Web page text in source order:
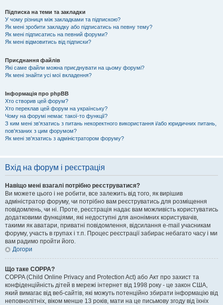
Підписка на теми та закладки
У чому різниця між закладками та підпискою?
Як мені зробити закладку або підписатись на певну тему?
Як мені підписатись на певний форуми?
Як мені відмовитись від підписки?
Приєднання файлів
Які саме файли можна приєднувати на цьому форумі?
Як мені знайти усі мої вкладення?
Інформація про phpBB
Хто створив цей форум?
Хто переклав цей форум на українську?
Чому на форумі немає такої-то функції?
З ким мені зв'язатись з питань некоректного використання і/або юридичних питань,
пов'язаних з цим форумом?
Як мені зв'язатись з адміністратором форуму?
Вхід на форум і реєстрація
Навіщо мені взагалі потрібно реєструватися?
Ви можете цього і не робити, все залежить від того, як вирішив
адміністратор форуму, чи потрібно вам реєструватись для розміщення
повідомлень, чи ні. Проте, реєстрація надає вам можливість користуватись
додатковими функціями, які недоступні для анонімних користувачів,
такими як аватари, приватні повідомлення, відсилання e-mail учасникам
форуму, участь в групах і т.п. Процес реєстрації забирає небагато часу і ми
вам радимо пройти його.
Догори
Що таке COPPA?
COPPA (Child Online Privacy and Protection Act) або Акт про захист та
конфіденційність дітей в мережі інтернет від 1998 року - це закон США,
який вимагає від веб-сайтів, які можуть потенційно збирати інформацію від
неповнолітніх, віком менше 13 років, мати на це письмову згоду від їхніх